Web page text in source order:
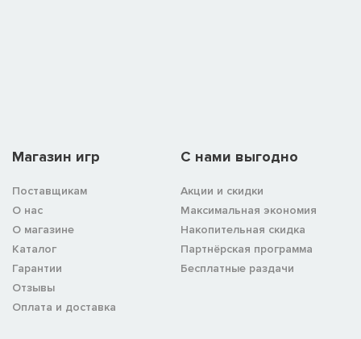
Магазин игр
Поставщикам
О нас
О магазине
Каталог
Гарантии
Отзывы
Оплата и доставка
C нами выгодно
Акции и скидки
Максимальная экономия
Накопительная скидка
Партнёрская программа
Бесплатные раздачи